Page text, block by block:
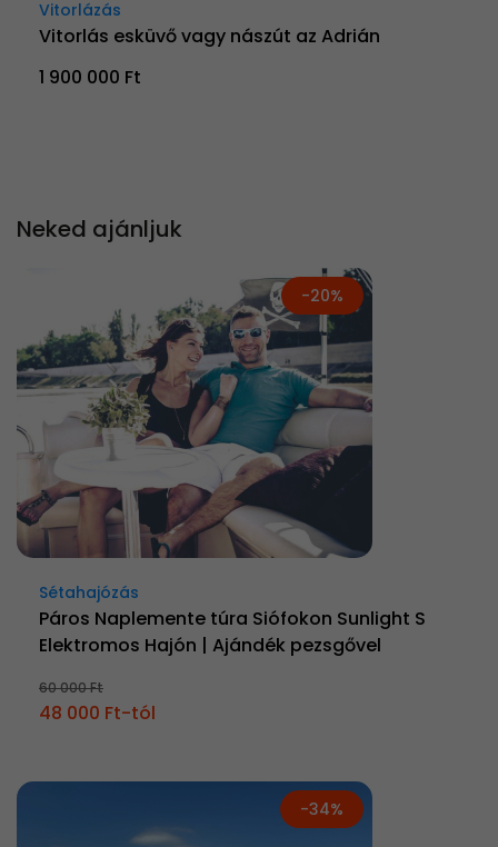
Vitorlázás
Vitorlás esküvő vagy nászút az Adrián
1 900 000 Ft
Neked ajánljuk
-20%
Sétahajózás
Páros Naplemente túra Siófokon Sunlight S
Elektromos Hajón | Ajándék pezsgővel
60 000 Ft
48 000 Ft-tól
-34%